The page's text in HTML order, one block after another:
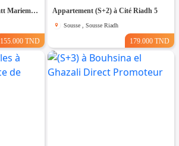
Appartement (s+0) à Chatt Mariem Prés de la mer
155.000 TND
Appartement (S+2) à Cité Riadh 5
Sousse , Sousse Riadh
179.000 TND